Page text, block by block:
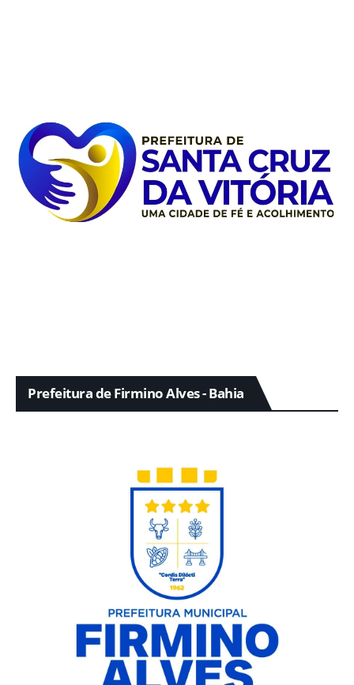
Prefeitura de Firmino Alves - Bahia